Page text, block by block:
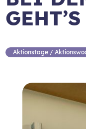
Aktionstage /